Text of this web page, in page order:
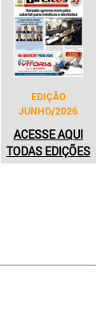
EDIÇÃO
JUNHO/2026
ACESSE AQUI
TODAS EDIÇÕES